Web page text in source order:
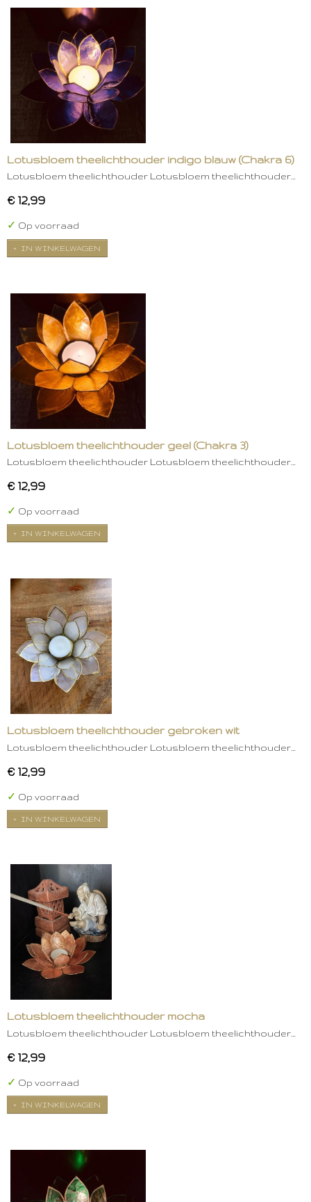
Lotusbloem theelichthouder indigo blauw (Chakra 6)
Lotusbloem theelichthouder Lotusbloem theelichthouder…
€ 12,99
✓ Op voorraad
IN WINKELWAGEN
Lotusbloem theelichthouder geel (Chakra 3)
Lotusbloem theelichthouder Lotusbloem theelichthouder…
€ 12,99
✓ Op voorraad
IN WINKELWAGEN
Lotusbloem theelichthouder gebroken wit
Lotusbloem theelichthouder Lotusbloem theelichthouder…
€ 12,99
✓ Op voorraad
IN WINKELWAGEN
Lotusbloem theelichthouder mocha
Lotusbloem theelichthouder Lotusbloem theelichthouder…
€ 12,99
✓ Op voorraad
IN WINKELWAGEN